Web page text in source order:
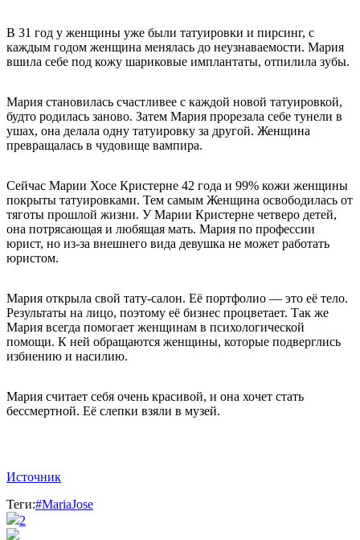
В 31 год у женщины уже были татуировки и пирсинг, с
каждым годом женщина менялась до неузнаваемости. Мария
вшила себе под кожу шариковые имплантаты, отпилила зубы.
Мария становилась счастливее с каждой новой татуировкой,
будто родилась заново. Затем Мария прорезала себе тунели в
ушах, она делала одну татуировку за другой. Женщина
превращалась в чудовище вампира.
Сейчас Марии Хосе Кристерне 42 года и 99% кожи женщины
покрыты татуировками. Тем самым Женщина освободилась от
тяготы прошлой жизни. У Марии Кристерне четверо детей,
она потрясающая и любящая мать. Мария по профессии
юрист, но из-за внешнего вида девушка не может работать
юристом.
Мария открыла свой тату-салон. Её портфолио — это её тело.
Результаты на лицо, поэтому её бизнес процветает. Так же
Мария всегда помогает женщинам в психологической
помощи. К ней обращаются женщины, которые подверглись
избиению и насилию.
Мария считает себя очень красивой, и она хочет стать
бессмертной. Её слепки взяли в музей.
Источник
Теги:#MariaJose
2